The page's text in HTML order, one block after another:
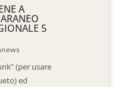
A
5
(per usare
ed